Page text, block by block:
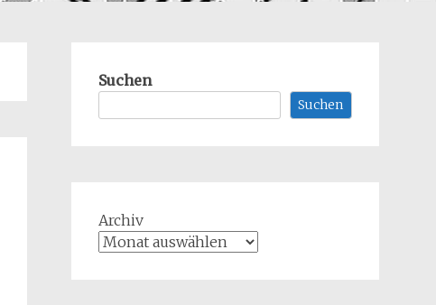
Suchen
Suchen
Archiv